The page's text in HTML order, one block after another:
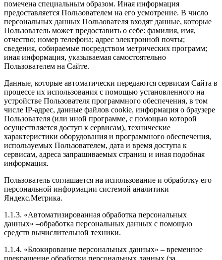
помечена специальным образом. Иная информация
предоставляется Пользователем на его усмотрение. В число
персональных данных Пользователя входят данные, которые
Пользователь может предоставить о себе: фамилия, имя,
отчество; номер телефона; адрес электронной почты;
сведения, собираемые посредством метрических программ;
иная информация, указываемая самостоятельно
Пользователем на Сайте.
Данные, которые автоматически передаются сервисам Сайта в
процессе их использования с помощью установленного на
устройстве Пользователя программного обеспечения, в том
числе IP-адрес, данные файлов cookie, информация о браузере
Пользователя (или иной программе, с помощью которой
осуществляется доступ к сервисам), технические
характеристики оборудования и программного обеспечения,
используемых Пользователем, дата и время доступа к
сервисам, адреса запрашиваемых страниц и иная подобная
информация.
Пользователь соглашается на использование и обработку его
персональной информации системой аналитики
Яндекс.Метрика.
1.1.3. «Автоматизированная обработка персональных
данных» –обработка персональных данных с помощью
средств вычислительной техники.
1.1.4. «Блокирование персональных данных» – временное
прекращение обработки персональных данных (за